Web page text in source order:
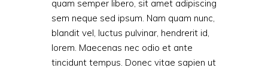
quam semper libero, sit amet adipiscing
sem neque sed ipsum. Nam quam nunc,
blandit vel, luctus pulvinar, hendrerit id,
lorem. Maecenas nec odio et ante
tincidunt tempus. Donec vitae sapien ut